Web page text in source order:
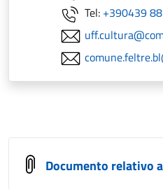
Tel: +390439
Documento relativo